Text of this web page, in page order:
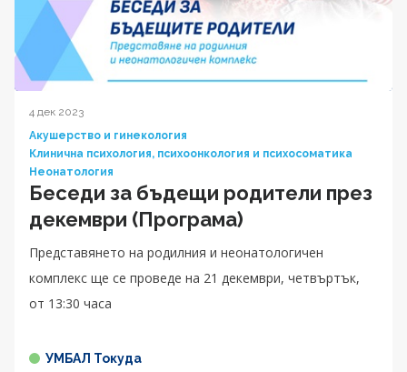
4 дек 2023
Акушерство и гинекология
Клинична психология, психоонкология и психосоматика
Неонатология
Беседи за бъдещи родители през
декември (Програма)
Представянето на родилния и неонатологичен
комплекс ще се проведе на 21 декември, четвъртък,
от 13:30 часа
УМБАЛ Токуда